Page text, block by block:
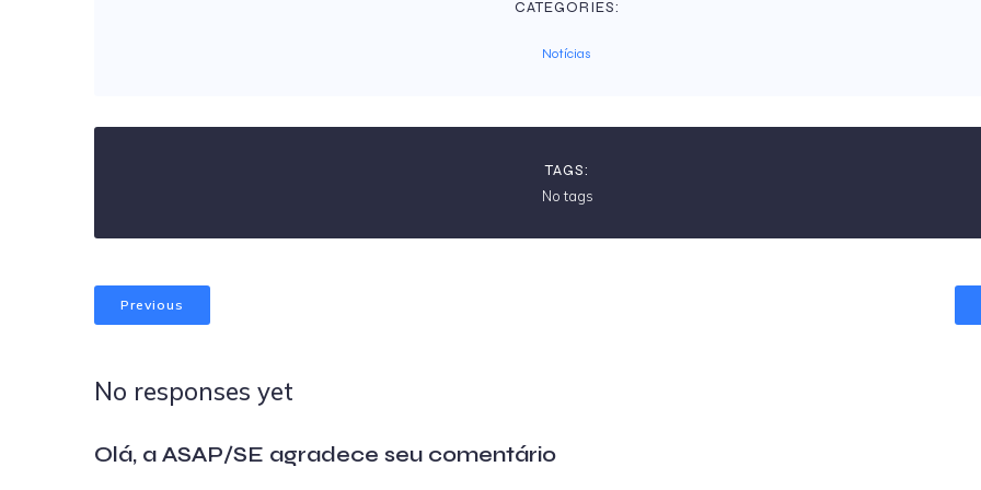
CATEGORIES:
Notícias
TAGS:
No tags
Previous
No responses yet
Olá, a ASAP/SE agradece seu comentário